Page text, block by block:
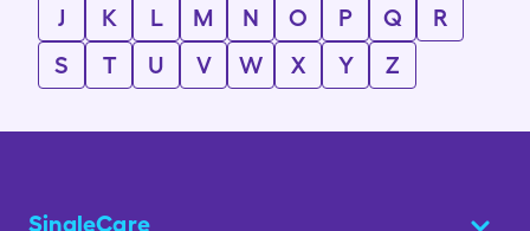
J
K L M N O P Q
R
S
T U V W X Y Z
SingleCare